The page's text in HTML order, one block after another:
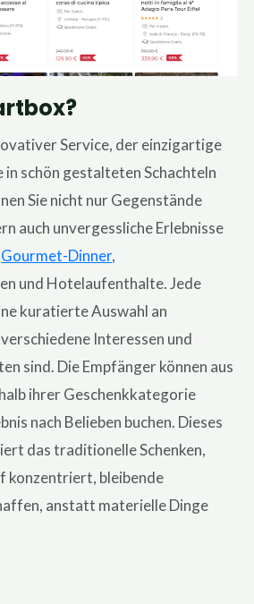
Service, der einzigartige
in schön gestalteten Schachteln
Sie nicht nur Gegenstände
auch unvergessliche Erlebnisse
Gourmet-Dinner,
und Hotelaufenthalte. Jede
kuratierte Auswahl an
Interessen und
sind. Die Empfänger können aus
ihrer Geschenkkategorie
nach Belieben buchen. Dieses
das traditionelle Schenken,
konzentriert, bleibende
anstatt materielle Dinge